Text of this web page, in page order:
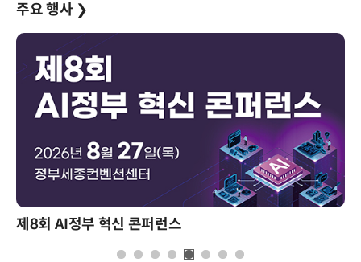
주요 행사 ❯
제8회 AI정부 혁신 콘퍼런스